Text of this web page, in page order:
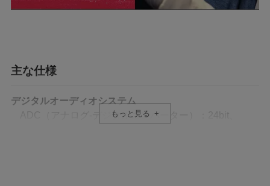
主な仕様
デジタルオーディオシステム
ADC（アナログ-デジタルコンバーター）：24bit、
もっと見る